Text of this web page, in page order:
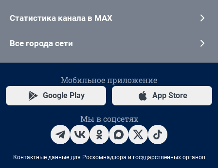
Статистика канала в MAX
Все города сети
Мобильное приложение
Google Play App Store
Мы в соцсетях
Контактные данные для Роскомнадзора и государственных органов